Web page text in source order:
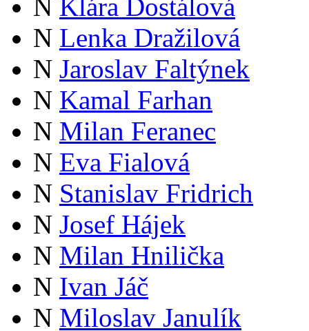
N Klára Dostálová
N Lenka Dražilová
N Jaroslav Faltýnek
N Kamal Farhan
N Milan Feranec
N Eva Fialová
N Stanislav Fridrich
N Josef Hájek
N Milan Hnilička
N Ivan Jáč
N Miloslav Janulík